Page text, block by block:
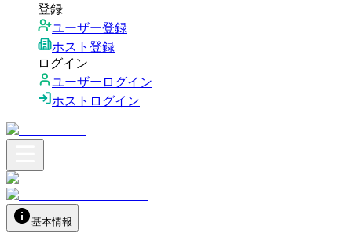
登録
ユーザー登録
ホスト登録
ログイン
ユーザーログイン
ホストログイン
基本情報